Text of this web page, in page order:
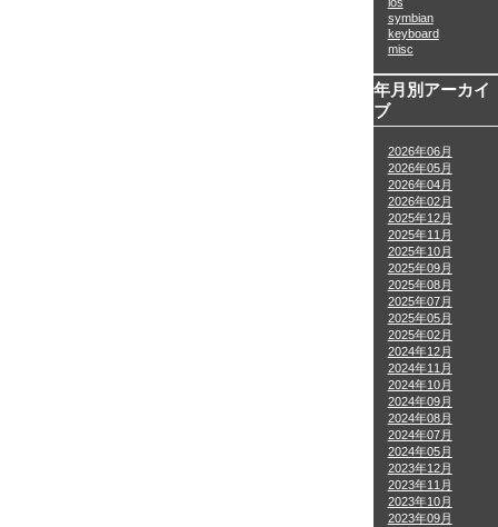
symbian
keyboard
misc
年月別アーカイ
ブ
2026年06月
2026年05月
2026年04月
2026年02月
2025年12月
2025年11月
2025年10月
2025年09月
2025年08月
2025年07月
2025年05月
2025年02月
2024年12月
2024年11月
2024年10月
2024年09月
2024年08月
2024年07月
2024年05月
2023年12月
2023年11月
2023年10月
2023年09月